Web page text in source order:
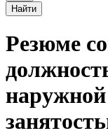
Найти
Резюме